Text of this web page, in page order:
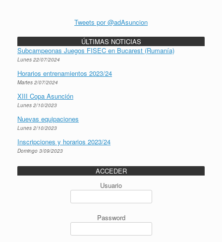
Tweets por @adAsuncion
ÚLTIMAS NOTICIAS
Subcampeonas Juegos FISEC en Bucarest (Rumanía)
Lunes 22/07/2024
Horarios entrenamientos 2023/24
Martes 2/07/2024
XIII Copa Asunción
Lunes 2/10/2023
Nuevas equipaciones
Lunes 2/10/2023
Inscripciones y horarios 2023/24
Domingo 3/09/2023
ACCEDER
Usuario
Password